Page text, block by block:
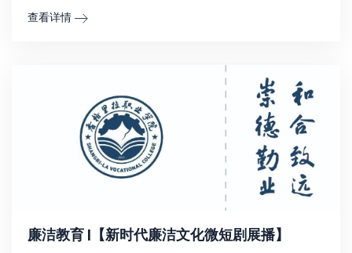
查看详情
廉洁教育 |【新时代廉洁文化微短剧展播】